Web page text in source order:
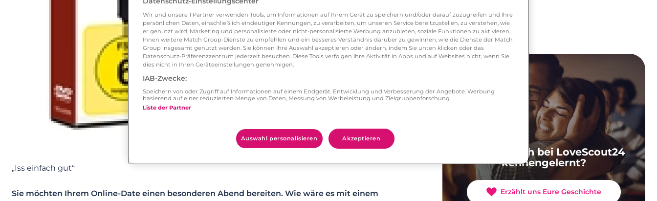
„Iss einfach gut“
Sie möchten Ihrem Online-Date einen besonderen Abend bereiten. Wie wäre es mit einem
Ihr habt Euch bei LoveScout24
kennengelernt?
Erzählt uns Eure Geschichte
Wir und unsere 1 Partner verwenden Tools, um Informationen auf Ihrem Gerät zu speichern und/oder darauf zuzugreifen und Ihre
persönlichen Daten, einschließlich eindeutiger Kennungen, zu verarbeiten, um unseren Service bereitzustellen, zu verstehen, wie
er genutzt wird, Marketing und personalisierte oder nicht-personalisierte Werbung anzubieten, soziale Funktionen zu aktivieren,
Ihnen weitere Match Group-Dienste zu empfehlen und ein besseres Verständnis darüber zu gewinnen, wie die Dienste der Match
Group insgesamt genutzt werden. Sie können Ihre Auswahl akzeptieren oder ändern, indem Sie unten klicken oder das
Datenschutz-Präferenzzentrum jederzeit besuchen. Diese Tools verfolgen Ihre Aktivität in Apps und auf Websites nicht, wenn Sie
dies nicht in Ihren Geräteeinstellungen genehmigen.
IAB-Zwecke:
Speichern von oder Zugriff auf Informationen auf einem Endgerät. Entwicklung und Verbesserung der Angebote. Werbung
basierend auf einer reduzierten Menge von Daten, Messung von Werbeleistung und Zielgruppenforschung.
Liste der Partner
Auswahl personalisieren Akzeptieren